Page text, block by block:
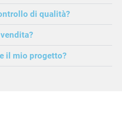
di qualità?
il mio progetto?